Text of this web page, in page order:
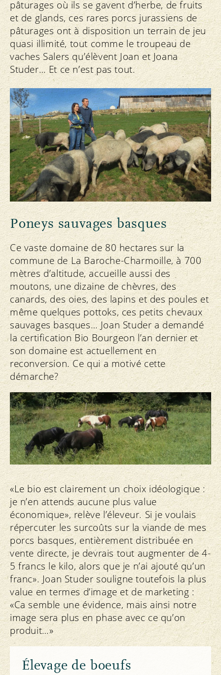
pâturages où ils se gavent d’herbe, de fruits
et de glands, ces rares porcs jurassiens de
pâturages ont à disposition un terrain de jeu
quasi illimité, tout comme le troupeau de
vaches Salers qu’élèvent Joan et Joana
Studer… Et ce n’est pas tout.
Poneys sauvages basques
Ce vaste domaine de 80 hectares sur la
commune de La Baroche-Charmoille, à 700
mètres d’altitude, accueille aussi des
moutons, une dizaine de chèvres, des
canards, des oies, des lapins et des poules et
même quelques pottoks, ces petits chevaux
sauvages basques… Joan Studer a demandé
la certification Bio Bourgeon l’an dernier et
son domaine est actuellement en
reconversion. Ce qui a motivé cette
démarche?
«Le bio est clairement un choix idéologique :
je n’en attends aucune plus value
économique», relève l’éleveur. Si je voulais
répercuter les surcoûts sur la viande de mes
porcs basques, entièrement distribuée en
vente directe, je devrais tout augmenter de 4-
5 francs le kilo, alors que je n’ai ajouté qu’un
franc». Joan Studer souligne toutefois la plus
value en termes d’image et de marketing :
«Ca semble une évidence, mais ainsi notre
image sera plus en phase avec ce qu’on
produit…»
Élevage de boeufs